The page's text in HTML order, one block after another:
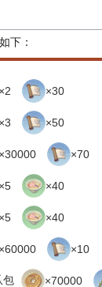
下：
×2 ×30
×3 ×50
×30000 ×70
×5 ×40
×5 ×40
×60000 ×10
包 ×70000